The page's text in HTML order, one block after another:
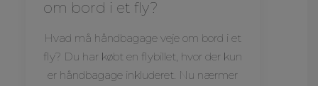
om bord i et fly?
Hvad må håndbagage veje om bord i et
fly? Du har købt en flybillet, hvor der kun
er håndbagage inkluderet. Nu nærmer